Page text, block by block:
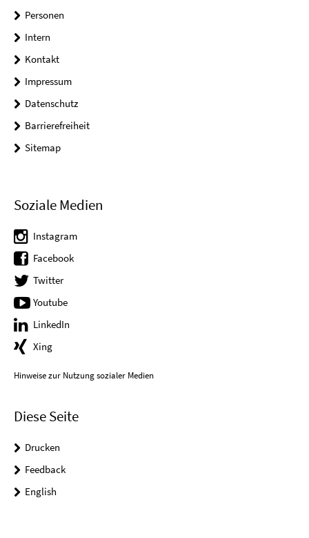
Personen
Intern
Kontakt
Impressum
Datenschutz
Barrierefreiheit
Sitemap
Soziale Medien
Instagram
Facebook
Twitter
Youtube
LinkedIn
Xing
Hinweise zur Nutzung sozialer Medien
Diese Seite
Drucken
Feedback
English